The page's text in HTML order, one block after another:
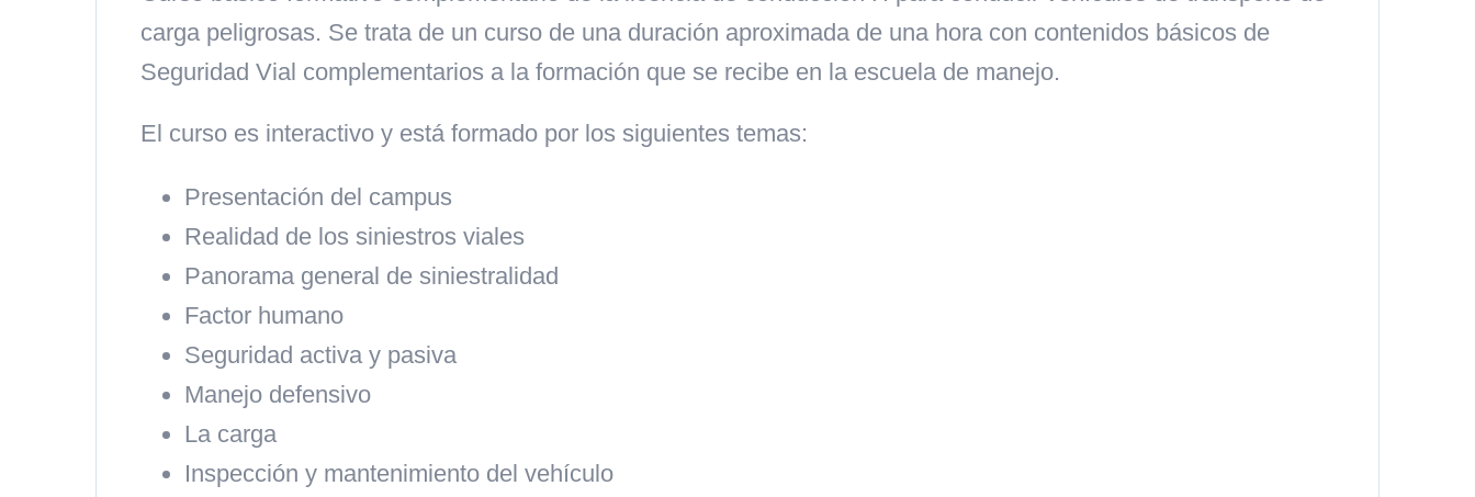
carga peligrosas. Se trata de un curso de una duración aproximada de una hora con contenidos básicos de
Seguridad Vial complementarios a la formación que se recibe en la escuela de manejo.
El curso es interactivo y está formado por los siguientes temas:
Presentación del campus
Realidad de los siniestros viales
Panorama general de siniestralidad
Factor humano
Seguridad activa y pasiva
Manejo defensivo
La carga
Inspección y mantenimiento del vehículo